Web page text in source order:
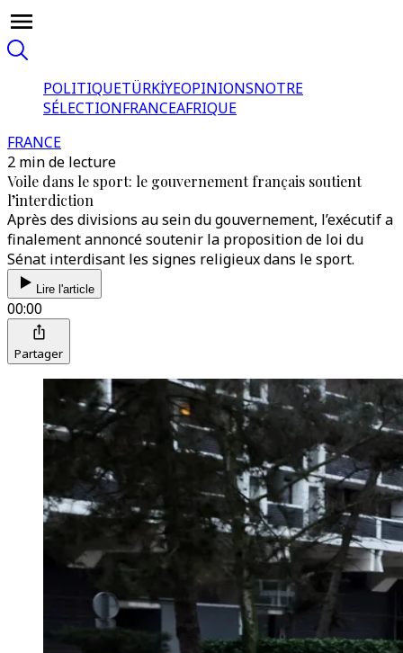
POLITIQUETÜRKİYEOPINIONSNOTRE
SÉLECTIONFRANCEAFRIQUE
FRANCE
2 min de lecture
Voile dans le sport: le gouvernement français soutient
l’interdiction
Après des divisions au sein du gouvernement, l’exécutif a
finalement annoncé soutenir la proposition de loi du
Sénat interdisant les signes religieux dans le sport.
Lire l'article
00:00
Partager